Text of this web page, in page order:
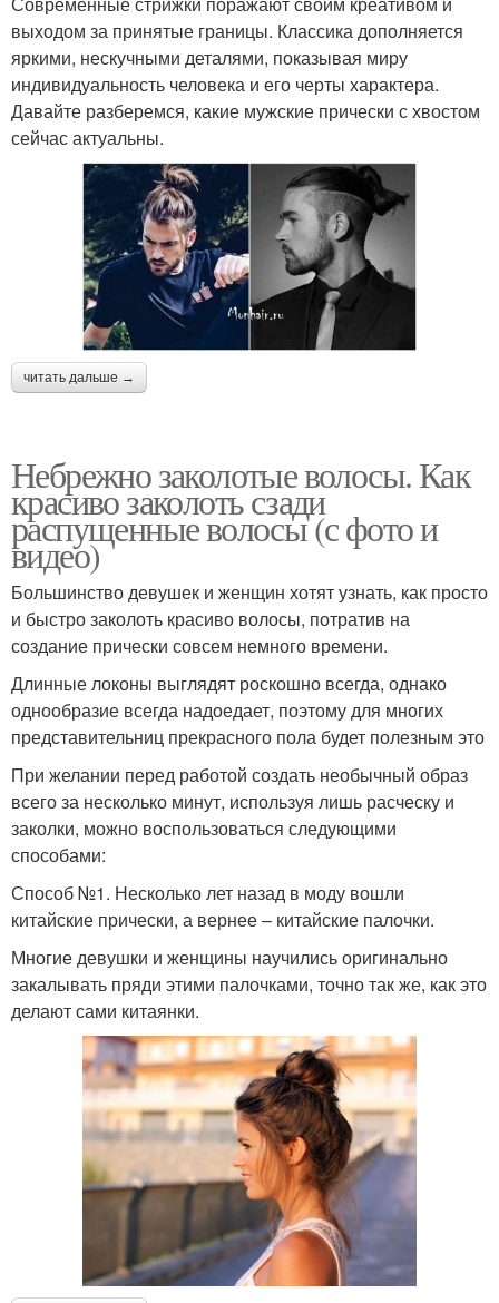
выходом за принятые границы. Классика дополняется
яркими, нескучными деталями, показывая миру
индивидуальность человека и его черты характера.
Давайте разберемся, какие мужские прически с хвостом
сейчас актуальны.
читать дальше →
Небрежно заколотые волосы. Как
красиво заколоть сзади
распущенные волосы (с фото и
видео)
Большинство девушек и женщин хотят узнать, как просто
и быстро заколоть красиво волосы, потратив на
создание прически совсем немного времени.
Длинные локоны выглядят роскошно всегда, однако
однообразие всегда надоедает, поэтому для многих
представительниц прекрасного пола будет полезным это
При желании перед работой создать необычный образ
всего за несколько минут, используя лишь расческу и
заколки, можно воспользоваться следующими
способами:
Способ №1. Несколько лет назад в моду вошли
китайские прически, а вернее – китайские палочки.
Многие девушки и женщины научились оригинально
закалывать пряди этими палочками, точно так же, как это
делают сами китаянки.